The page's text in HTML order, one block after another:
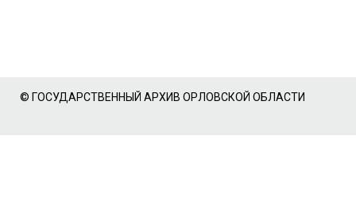
© ГОСУДАРСТВЕННЫЙ АРХИВ ОРЛОВСКОЙ ОБЛАСТИ